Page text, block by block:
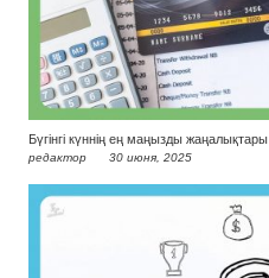
Бүгінгі күннің ең маңызды жаңалықтары
редактор 30 июня, 2025